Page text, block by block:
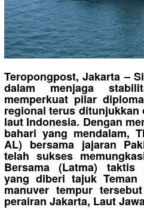
Teropongpost, Jakarta –
dalam menjaga
memperkuat pilar
regional terus ditunjukkan
laut Indonesia. Dengan
bahari yang mendalam,
AL) bersama jajaran
telah sukses
Bersama (Latma) taktis
yang diberi tajuk
manuver tempur
perairan Jakarta, Laut